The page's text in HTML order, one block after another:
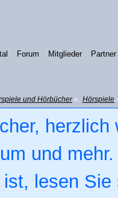
Forum Mitglieder Partner
und Hörbücher» Hörspiele
und
ist, lesen